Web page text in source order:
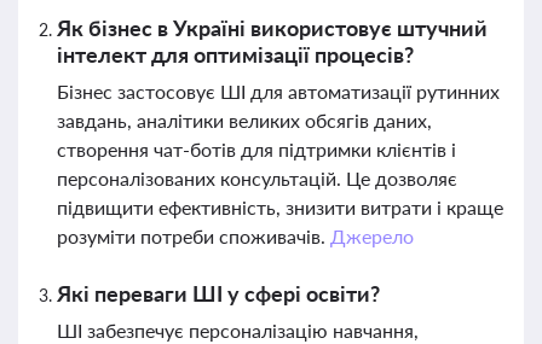
Як бізнес в Україні використовує штучний
інтелект для оптимізації процесів?
Бізнес застосовує ШІ для автоматизації рутинних
завдань, аналітики великих обсягів даних,
створення чат-ботів для підтримки клієнтів і
персоналізованих консультацій. Це дозволяє
підвищити ефективність, знизити витрати і краще
розуміти потреби споживачів. Джерело
Які переваги ШІ у сфері освіти?
ШІ забезпечує персоналізацію навчання,